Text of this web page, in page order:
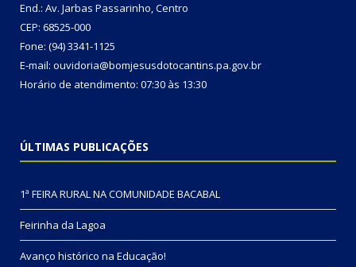
End.: Av. Jarbas Passarinho, Centro
CEP: 68525-000
Fone: (94) 3341-1125
E-mail: ouvidoria@bomjesusdotocantins.pa.gov.br
Horário de atendimento: 07:30 às 13:30
ÚLTIMAS PUBLICAÇÕES
1ª FEIRA RURAL NA COMUNIDADE BACABAL
Feirinha da Lagoa
Avanço histórico na Educação!